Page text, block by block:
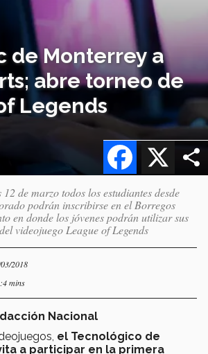
de Monterrey a
abre torneo de
Legends
X
Facebook
de marzo todos los estudiantes desde
podrán inscribirse en el Borregos
en donde los jóvenes podrán utilizar sus
videojuego League of Legends
2018
mins
Nacional
el Tecnológico de
a participar en la primera